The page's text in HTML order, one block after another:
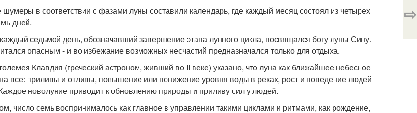
в соответствии с фазами луны составили календарь, где каждый месяц состоял из четырех
дней.
седьмой день, обозначавший завершение этапа лунного цикла, посвящался богу луны Сину.
опасным - и во избежание возможных несчастий предназначался только для отдыха.
Клавдия (греческий астроном, живший во II веке) указано, что луна как ближайшее небесное
все: приливы и отливы, повышение или понижение уровня воды в реках, рост и поведение людей
новолуние приводит к обновлению природы и приливу сил у людей.
число семь воспринималось как главное в управлении такими циклами и ритмами, как рождение,
⇨